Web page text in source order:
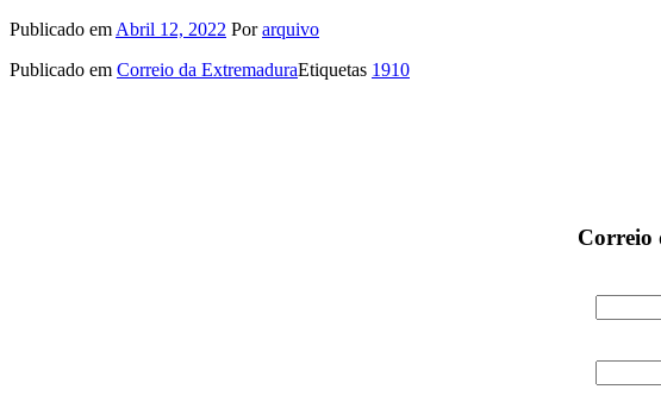
Publicado em Abril 12, 2022 Porarquivo
Publicado em Correio da ExtremaduraEtiquetas 1910
Correio